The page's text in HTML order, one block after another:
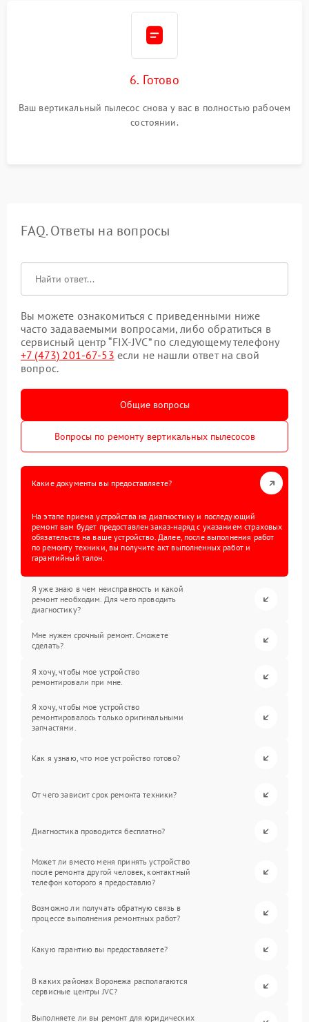
6. Готово
Ваш вертикальный пылесос снова у вас в полностью рабочем
состоянии.
FAQ. Ответы на вопросы
Вы можете ознакомиться с приведенными ниже
часто задаваемыми вопросами, либо обратиться в
сервисный центр “FIX-JVC” по следующему телефону
+7 (473) 201-67-53 если не нашли ответ на свой
вопрос.
Общие вопросы
Вопросы по ремонту вертикальных пылесосов
Какие документы вы предоставляете?
На этапе приема устройства на диагностику и последующий
ремонт вам будет предоставлен заказ-наряд с указанием страховых
обязательств на ваше устройство. Далее, после выполнения работ
по ремонту техники, вы получите акт выполненных работ и
гарантийный талон.
Я уже знаю в чем неисправность и какой
ремонт необходим. Для чего проводить
диагностику?
Мне нужен срочный ремонт. Сможете
сделать?
Я хочу, чтобы мое устройство
ремонтировали при мне.
Я хочу, чтобы мое устройство
ремонтировалось только оригинальными
запчастями.
Как я узнаю, что мое устройство готово?
От чего зависит срок ремонта техники?
Диагностика проводится бесплатно?
Может ли вместо меня принять устройство
после ремонта другой человек, контактный
телефон которого я предоставлю?
Возможно ли получать обратную связь в
процессе выполнения ремонтных работ?
Какую гарантию вы предоставляете?
В каких районах Воронежа располагаются
сервисные центры JVC?
Выполняете ли вы ремонт для юридических